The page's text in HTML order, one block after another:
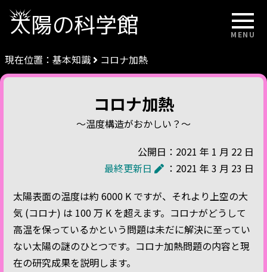
太陽の科学館 MENU
現在位置： 基本知識 コロナ加熱
コロナ加熱
～温度構造がおかしい？～
公開日：2021 年 1 月 22 日
最終更新日
：2021 年 3 月 23 日
太陽表面の温度は約 6000 K ですが、それより上空の大
気 (コロナ) は 100 万 K を超えます。コロナがどうして
高温を保っているかという問題は未だに解決に至ってい
ない太陽の謎のひとつです。コロナ加熱問題の内容と現
在の研究成果を説明します。